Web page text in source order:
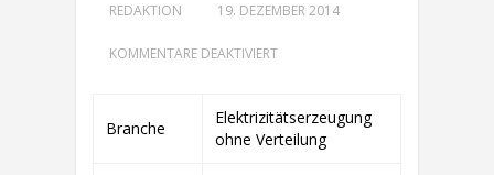
REDAKTION 19. DEZEMBER 2014
KOMMENTARE DEAKTIVIERTFÜR
GMBH
&
Branche
Elektrizitätserzeugung
ohne Verteilung